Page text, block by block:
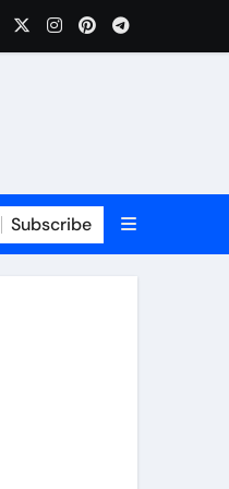
यात्रा
Subscribe